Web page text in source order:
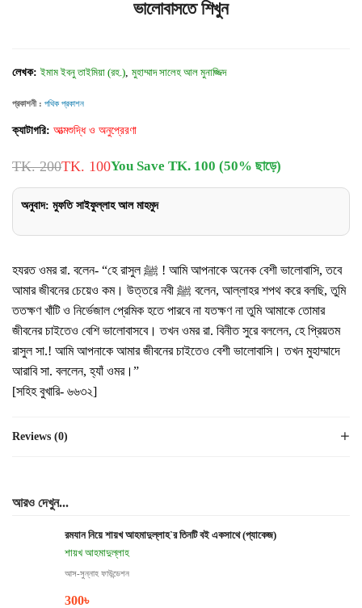
ভালোবাসতে শিখুন
লেখক:ইমাম ইবনু তাইমিয়া (রহ.), মুহাম্মাদ সালেহ আল মুনাজ্জিদ
প্রকাশনী : পথিক প্রকাশন
ক্যাটাগরি: আত্মশুদ্ধি ও অনুপ্রেরণা
TK. 200TK. 100You Save TK. 100 (50% ছাড়ে)
অনুবাদ: মুফতি সাইফুল্লাহ আল মাহমুদ
হযরত ওমর রা. বলেন- “হে রাসুল ﷺ ! আমি আপনাকে অনেক বেশী ভালোবাসি, তবে
আমার জীবনের চেয়েও কম। উত্তরে নবী ﷺ বলেন, আল্লাহর শপথ করে বলছি, তুমি
ততক্ষণ খাঁটি ও নির্ভেজাল প্রেমিক হতে পারবে না যতক্ষণ না তুমি আমাকে তোমার
জীবনের চাইতেও বেশি ভালোবাসবে। তখন ওমর রা. বিনীত সুরে বললেন, হে প্রিয়তম
রাসুল সা.! আমি আপনাকে আমার জীবনের চাইতেও বেশী ভালোবাসি। তখন মুহাম্মাদে
আরাবি সা. বললেন, হ্যাঁ ওমর।”
[সহিহ বুখারি- ৬৬৩২]
Reviews (0)
আরও দেখুন...
রমযান নিয়ে শায়খ আহমাদুল্লাহ`র তিনটি বই একসাথে (প্যাকেজ)
শায়খ আহমাদুল্লাহ
আস-সুন্নাহ ফাউন্ডেশন
300৳